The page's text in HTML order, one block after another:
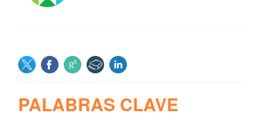
SOCIAL
PALABRAS CLAVE